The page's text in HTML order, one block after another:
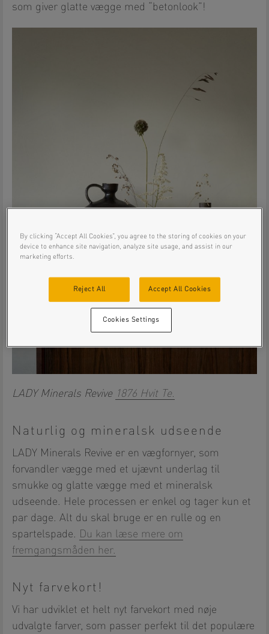
som giver glatte vægge med “betonlook”!
LADY Minerals Revive 1876 Hvit Te.
Naturlig og mineralsk udseende
LADY Minerals Revive er en vægfornyer, som
forvandler vægge med et ujævnt underlag til
smukke og glatte vægge med et mineralsk
udseende. Hele processen er enkel og tager kun et
par dage. Alt du skal bruge er en rulle og en
spartelspade. Du kan læse mere om
fremgangsmåden her.
Nyt farvekort!
Vi har udviklet et helt nyt farvekort med nøje
udvalgte farver, som passer perfekt til det populære
By clicking “Accept All Cookies”, you agree to the storing of cookies on your
device to enhance site navigation, analyze site usage, and assist in our
marketing efforts.
Reject All Accept All Cookies
Cookies Settings